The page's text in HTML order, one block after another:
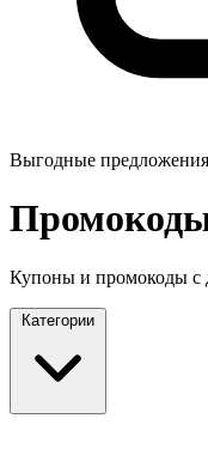
Выгодные предложения
Купоны и промокоды с
Категории